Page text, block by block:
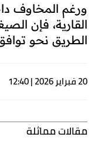
ورغم المخاوف
القارية، فإن
الطريق نحو
20 فبراير 2026 | 12:40
مقالات مماثلة